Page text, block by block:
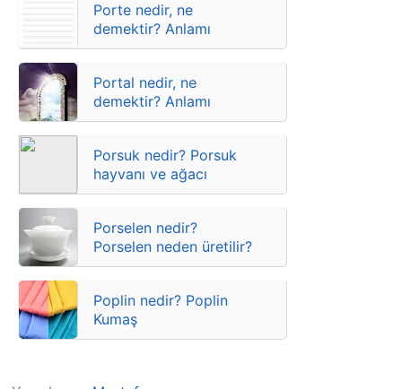
Porte nedir, ne
demektir? Anlamı
Portal nedir, ne
demektir? Anlamı
Porsuk nedir? Porsuk
hayvanı ve ağacı
Porselen nedir?
Porselen neden üretilir?
Poplin nedir? Poplin
Kumaş